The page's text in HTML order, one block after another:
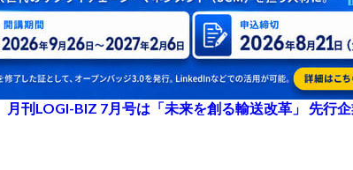
月刊LOGI-BIZ 7月号は「未来を創る輸送改革」 先行